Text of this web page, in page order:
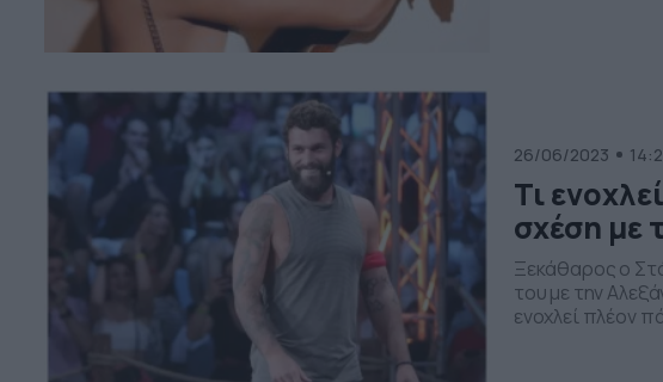
26/06/2023
Τι
σχέση με
Ξεκάθαρος ο
του με την
ενοχλεί πλέον